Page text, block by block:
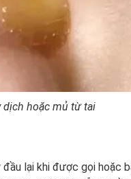
dịch hoặc mủ từ tai
đầu lại khi được gọi